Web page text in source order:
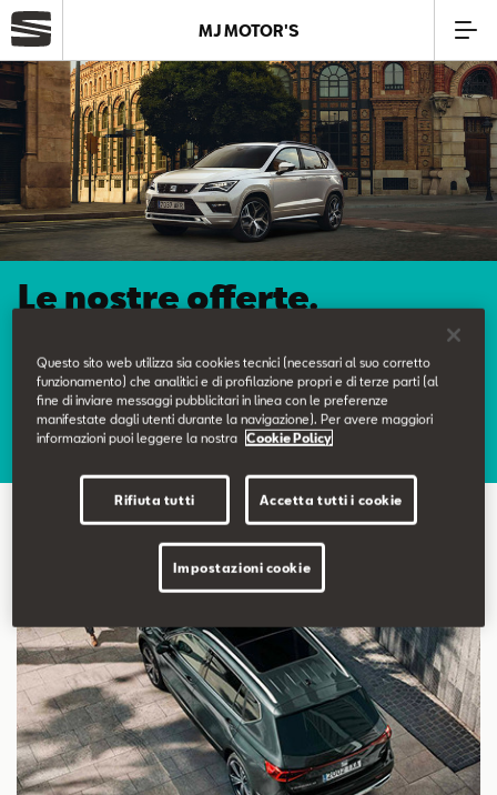
Azienda
Modelli
Offerte
Service
Business
SEAT Usato Certificato
MJ MOTOR'S
Le nostre offerte.
Scopri tutte le nostre promozioni.
Questo sito web utilizza sia cookies tecnici (necessari al suo corretto
funzionamento) che analitici e di profilazione propri e di terze parti (al
fine di inviare messaggi pubblicitari in linea con le preferenze
manifestate dagli utenti durante la navigazione). Per avere maggiori
informazioni puoi leggere la nostra
Cookie Policy
Rifiuta tutti Accetta tutti i cookie
Impostazioni cookie